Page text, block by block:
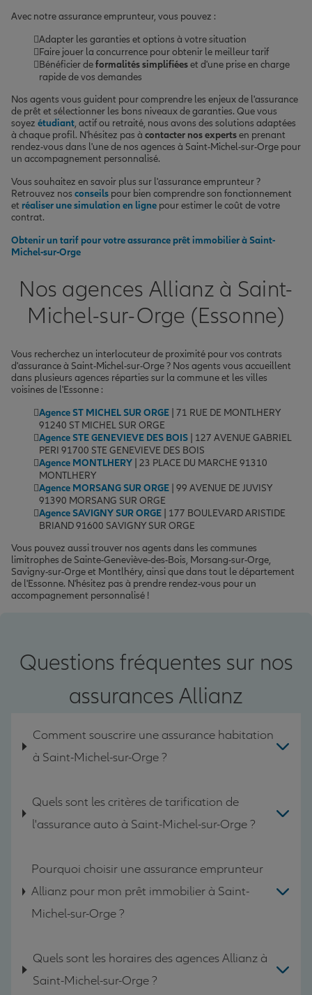
Avec notre assurance emprunteur, vous pouvez :
Adapter les garanties et options à votre situation
Faire jouer la concurrence pour obtenir le meilleur tarif
Bénéficier deformalités simplifiéeset d'une prise en charge
rapide de vos demandes
Nos agents vous guident pour comprendre les enjeux de l'assurance
de prêt et sélectionner les bons niveaux de garanties. Que vous
soyez étudiant, actif ou retraité, nous avons des solutions adaptées
à chaque profil. N'hésitez pas à contacter nos expertsen prenant
rendez-vous dans l'une de nos agences à Saint-Michel-sur-Orge pour
un accompagnement personnalisé.
Vous souhaitez en savoir plus sur l'assurance emprunteur ?
Retrouvez nos conseils pour bien comprendre son fonctionnement
et réaliser une simulation en ligne pour estimer le coût de votre
contrat.
Obtenir un tarif pour votre assurance prêt immobilier à Saint-
Michel-sur-Orge
Nos agences Allianz à Saint-
Michel-sur-Orge (Essonne)
Vous recherchez un interlocuteur de proximité pour vos contrats
d'assurance à Saint-Michel-sur-Orge ? Nos agents vous accueillent
dans plusieurs agences réparties sur la commune et les villes
voisines de l'Essonne :
Agence ST MICHEL SUR ORGE | 71 RUE DE MONTLHERY
91240 ST MICHEL SUR ORGE
Agence STE GENEVIEVE DES BOIS | 127 AVENUE GABRIEL
PERI 91700 STE GENEVIEVE DES BOIS
Agence MONTLHERY | 23 PLACE DU MARCHE 91310
MONTLHERY
Agence MORSANG SUR ORGE | 99 AVENUE DE JUVISY
91390 MORSANG SUR ORGE
Agence SAVIGNY SUR ORGE | 177 BOULEVARD ARISTIDE
BRIAND 91600 SAVIGNY SUR ORGE
Vous pouvez aussi trouver nos agents dans les communes
limitrophes de Sainte-Geneviève-des-Bois, Morsang-sur-Orge,
Savigny-sur-Orge et Montlhéry, ainsi que dans tout le département
de l'Essonne. N'hésitez pas à prendre rendez-vous pour un
accompagnement personnalisé !
Questions fréquentes sur nos
assurances Allianz
Comment souscrire une assurance habitation
à Saint-Michel-sur-Orge ?
Quels sont les critères de tarification de
l'assurance auto à Saint-Michel-sur-Orge ?
Pourquoi choisir une assurance emprunteur
Allianz pour mon prêt immobilier à Saint-
Michel-sur-Orge ?
Quels sont les horaires des agences Allianz à
Saint-Michel-sur-Orge ?